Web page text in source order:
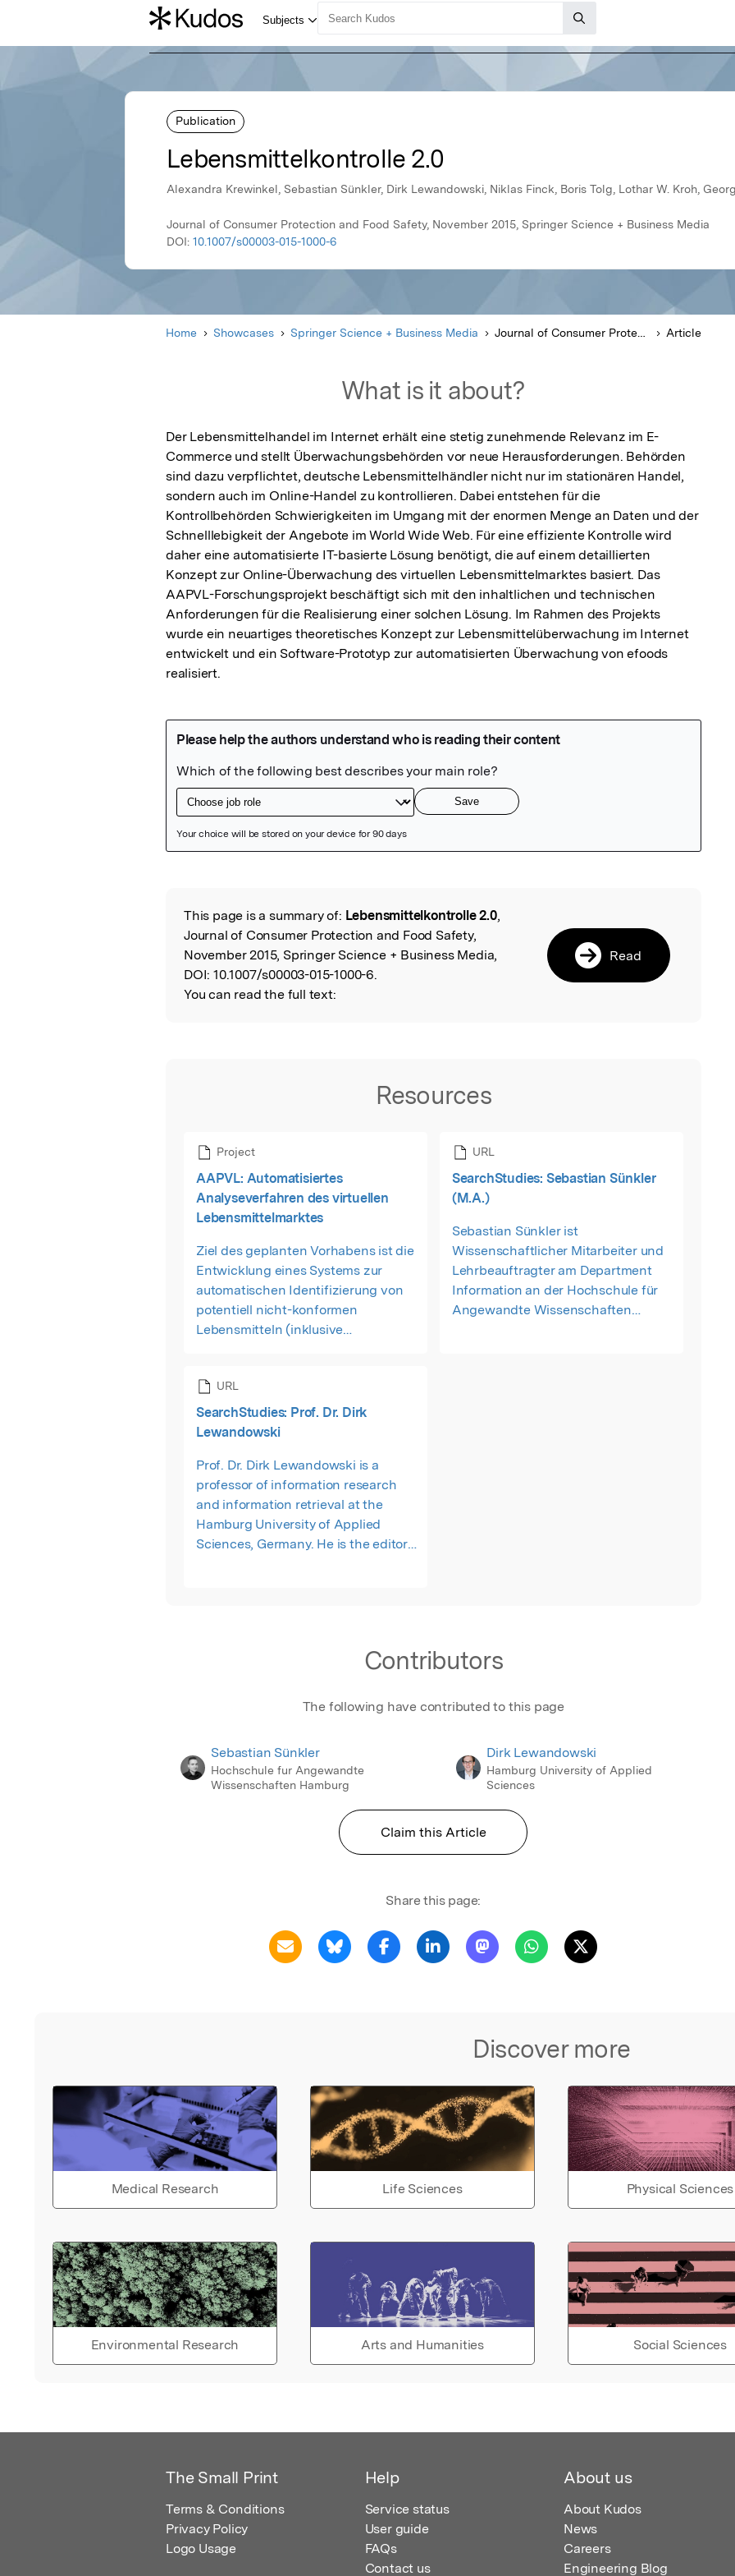
Publication
Lebensmittelkontrolle 2.0
Alexandra Krewinkel, Sebastian Sünkler, Dirk Lewandowski, Niklas Finck, Boris Tolg, Lothar W. Kroh,
Journal of Consumer Protection and Food Safety, November 2015, Springer Science + Business Media
DOI: 10.1007/s00003-015-1000-6
Home Showcases Springer Science + Business Media Journal of Consumer Protection and Food Safety Article
What is it about?
Der Lebensmittelhandel im Internet erhält eine stetig zunehmende Relevanz im E-
Commerce und stellt Überwachungsbehörden vor neue Herausforderungen. Behörden
sind dazu verpflichtet, deutsche Lebensmittelhändler nicht nur im stationären Handel,
sondern auch im Online-Handel zu kontrollieren. Dabei entstehen für die
Kontrollbehörden Schwierigkeiten im Umgang mit der enormen Menge an Daten und der
Schnelllebigkeit der Angebote im World Wide Web. Für eine effiziente Kontrolle wird
daher eine automatisierte IT-basierte Lösung benötigt, die auf einem detaillierten
Konzept zur Online-Überwachung des virtuellen Lebensmittelmarktes basiert. Das
AAPVL-Forschungsprojekt beschäftigt sich mit den inhaltlichen und technischen
Anforderungen für die Realisierung einer solchen Lösung. Im Rahmen des Projekts
wurde ein neuartiges theoretisches Konzept zur Lebensmittelüberwachung im Internet
entwickelt und ein Software-Prototyp zur automatisierten Überwachung von efoods
realisiert.
Read the Original
This page is a summary of: Lebensmittelkontrolle 2.0,
Journal of Consumer Protection and Food Safety,
November 2015, Springer Science + Business Media,
DOI: 10.1007/s00003-015-1000-6.
You can read the full text:
Read
Resources
Project
AAPVL: Automatisiertes
Analyseverfahren des virtuellen
Lebensmittelmarktes
Ziel des geplanten Vorhabens ist die
Entwicklung eines Systems zur
automatischen Identifizierung von
potentiell nicht-konformen
Lebensmitteln (inklusive
wird ein Beitrag zur Steigerung des
gesundheitlichen
Verbraucherschutzes und der
Lebensmittelhandel geleistet.
URL
SearchStudies: Sebastian Sünkler
(M.A.)
Sebastian Sünkler ist
Wissenschaftlicher Mitarbeiter und
Lehrbeauftragter am Department
Information an der Hochschule für
Angewandte Wissenschaften
URL
SearchStudies: Prof. Dr. Dirk
Lewandowski
Prof. Dr. Dirk Lewandowski is a
professor of information research
and information retrieval at the
Hamburg University of Applied
Sciences, Germany. He is the editor
Contributors
The following have contributed to this page
Sebastian Sünkler
Hochschule fur Angewandte
Wissenschaften Hamburg
Dirk Lewandowski
Hamburg University of Applied
Sciences
Claim this Article
Share this page:
Discover more
Medical Research Life Sciences Physical Sciences
Environmental Research Arts and Humanities Social Sciences
The Small Print
Terms & Conditions
Privacy Policy
Logo Usage
Help
Service status
User guide
FAQs
Contact us
About us
About Kudos
News
Careers
Engineering Blog